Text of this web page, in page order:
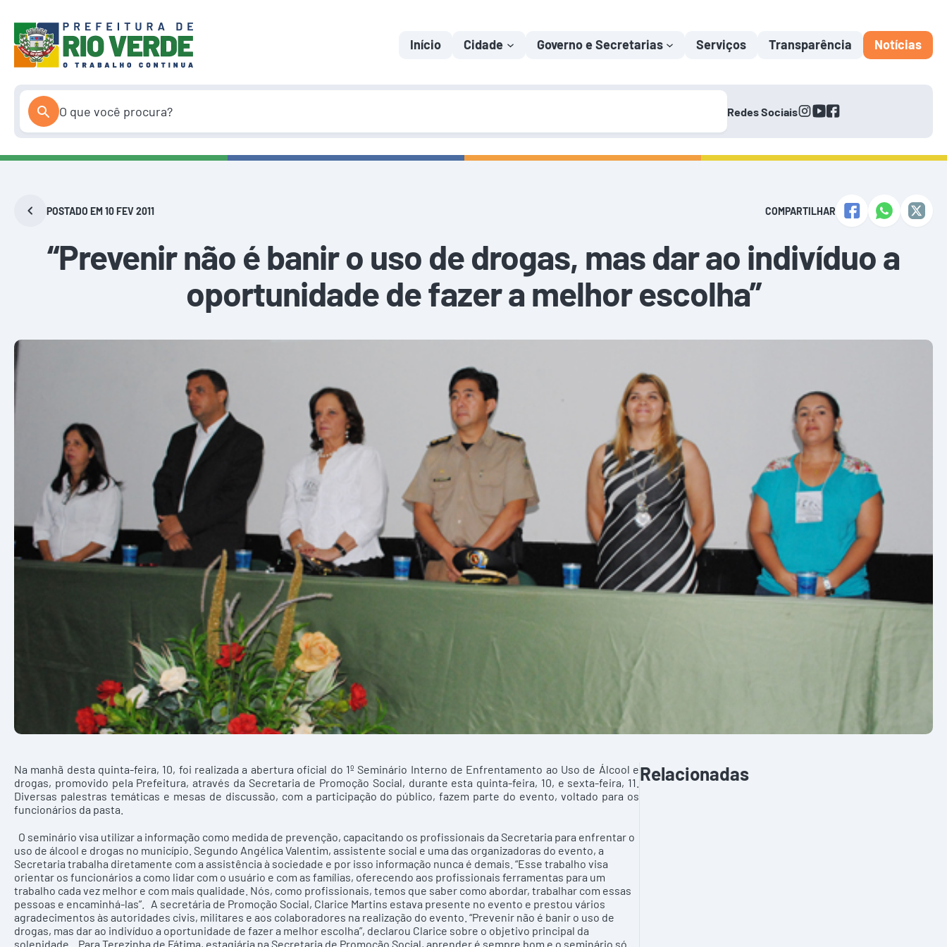
para
conteúdo
Início Cidade Governo e Secretarias Serviços Transparência Notícias
Redes Sociaisinstagram
youtube
facebook
POSTADO EM 10 FEV 2011 COMPARTILHAR
“Prevenir não é banir o uso de drogas, mas dar ao indivíduo a
oportunidade de fazer a melhor escolha”
Na manhã desta quinta-feira, 10, foi realizada a abertura oficial do 1º Seminário Interno de Enfrentamento ao Uso de Álcool e
drogas, promovido pela Prefeitura, através da Secretaria de Promoção Social, durante esta quinta-feira, 10, e sexta-feira, 11.
Diversas palestras temáticas e mesas de discussão, com a participação do público, fazem parte do evento, voltado para os
funcionários da pasta.
O seminário visa utilizar a informação como medida de prevenção, capacitando os profissionais da Secretaria para enfrentar o
uso de álcool e drogas no município. Segundo Angélica Valentim, assistente social e uma das organizadoras do evento, a
Secretaria trabalha diretamente com a assistência à sociedade e por isso informação nunca é demais. “Esse trabalho visa
orientar os funcionários a como lidar com o usuário e com as famílias, oferecendo aos profissionais ferramentas para um
trabalho cada vez melhor e com mais qualidade. Nós, como profissionais, temos que saber como abordar, trabalhar com essas
pessoas e encaminhá-las”. A secretária de Promoção Social, Clarice Martins estava presente no evento e prestou vários
agradecimentos às autoridades civis, militares e aos colaboradores na realização do evento. “Prevenir não é banir o uso de
drogas, mas dar ao indivíduo a oportunidade de fazer a melhor escolha”, declarou Clarice sobre o objetivo principal da
solenidade. Para Terezinha de Fátima, estagiária na Secretaria de Promoção Social, aprender é sempre bom e o seminário só
Relacionadas